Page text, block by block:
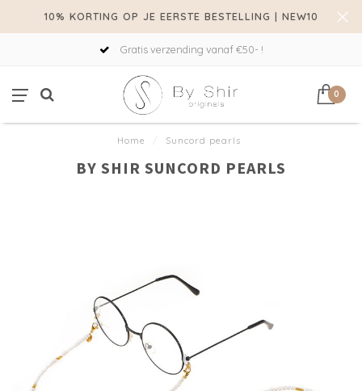
10% KORTING OP JE EERSTE BESTELLING | NEW10
Gratis verzending vanaf €50- !
0
Home / Suncord pearls
BY SHIR SUNCORD PEARLS